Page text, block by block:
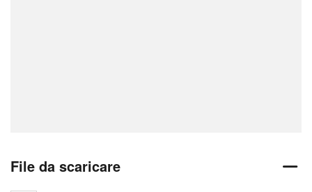
File da scaricare